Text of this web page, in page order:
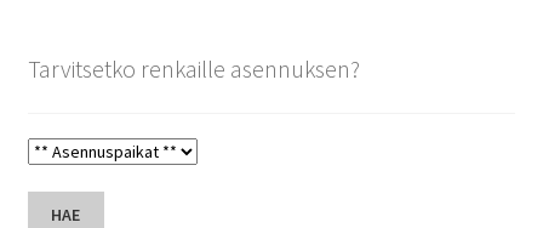
Tarvitsetko renkaille asennuksen?
HAE